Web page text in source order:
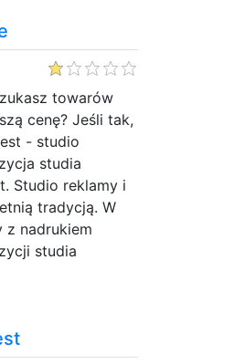
towarów
cenę? Jeśli tak,
- studio
studia
Studio reklamy i
tradycją. W
z nadrukiem
studia